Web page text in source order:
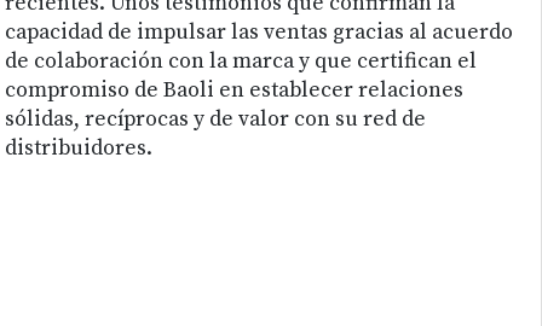
capacidad de impulsar las ventas gracias al acuerdo
de colaboración con la marca y que certifican el
compromiso de Baoli en establecer relaciones
sólidas, recíprocas y de valor con su red de
distribuidores.